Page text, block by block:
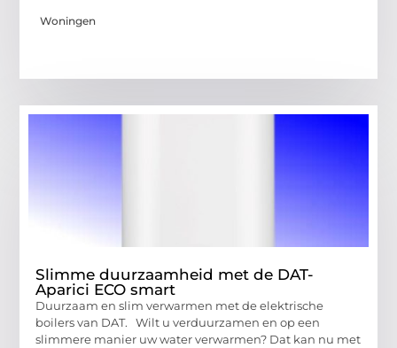
Woningen
Slimme duurzaamheid met de DAT-
Aparici ECO smart
Duurzaam en slim verwarmen met de elektrische
boilers van DAT. Wilt u verduurzamen en op een
slimmere manier uw water verwarmen? Dat kan nu met